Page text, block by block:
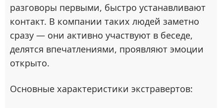
разговоры первыми, быстро устанавливают
контакт. В компании таких людей заметно
сразу — они активно участвуют в беседе,
делятся впечатлениями, проявляют эмоции
открыто.
Основные характеристики экстравертов: